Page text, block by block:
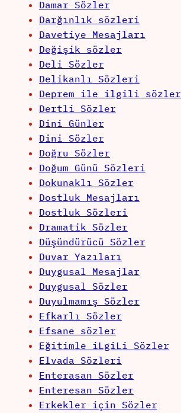
Damar Sözler
Darğınlık sözleri
Davetiye Mesajları
Değişik sözler
Deli Sözler
Delikanlı Sözleri
Deprem ile ilgili sözler
Dertli Sözler
Dini Günler
Dini Sözler
Doğru Sözler
Doğum Günü Sözleri
Dokunaklı Sözler
Dostluk Mesajları
Dostluk Sözleri
Dramatik Sözler
Düşündürücü Sözler
Duvar Yazıları
Duygusal Mesajlar
Duygusal Sözler
Duyulmamış Sözler
Efkarlı Sözler
Efsane sözler
Eğitimle iLgiLi Sözler
Elvada Sözleri
Enterasan Sözler
Enteresan Sözler
Erkekler için Sözler